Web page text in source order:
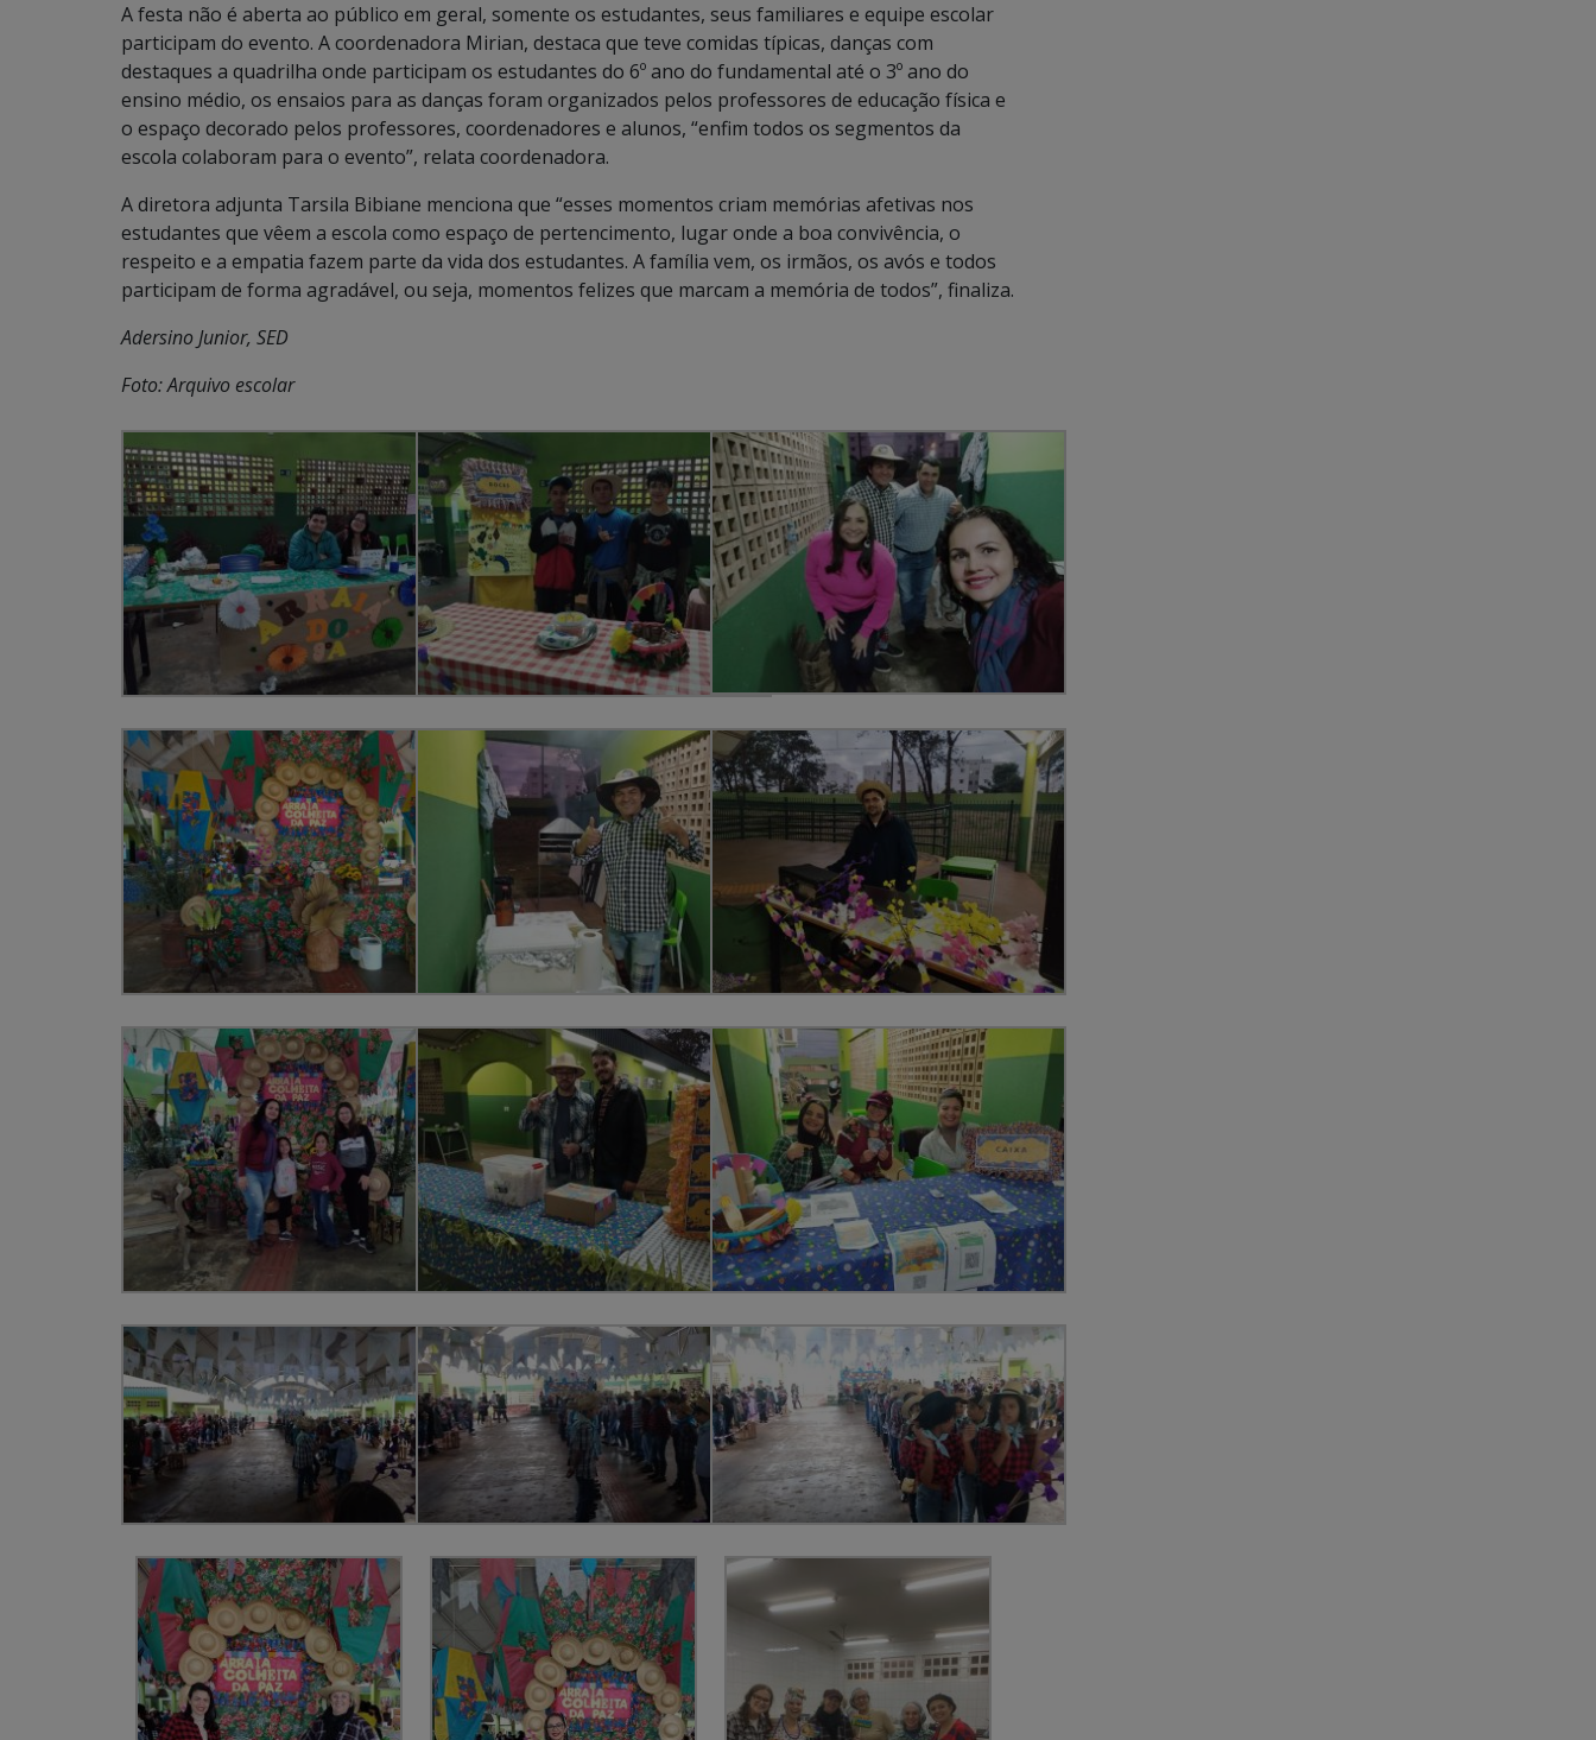
A festa não é aberta ao público em geral, somente os estudantes, seus familiares e equipe escolar
participam do evento. A coordenadora Mirian, destaca que teve comidas típicas, danças com
destaques a quadrilha onde participam os estudantes do 6º ano do fundamental até o 3º ano do
ensino médio, os ensaios para as danças foram organizados pelos professores de educação física e
o espaço decorado pelos professores, coordenadores e alunos, “enfim todos os segmentos da
escola colaboram para o evento”, relata coordenadora.
A diretora adjunta Tarsila Bibiane menciona que “esses momentos criam memórias afetivas nos
estudantes que vêem a escola como espaço de pertencimento, lugar onde a boa convivência, o
respeito e a empatia fazem parte da vida dos estudantes. A família vem, os irmãos, os avós e todos
participam de forma agradável, ou seja, momentos felizes que marcam a memória de todos”, finaliza.
Adersino Junior, SED
Foto: Arquivo escolar